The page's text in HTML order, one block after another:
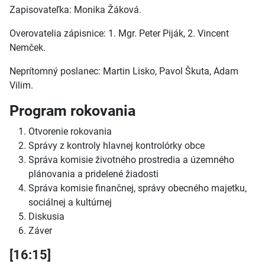
Zapisovateľka: Monika Žáková.
Overovatelia zápisnice: 1. Mgr. Peter Piják, 2. Vincent
Nemček.
Neprítomný poslanec: Martin Lisko, Pavol Škuta, Adam
Vilim.
Program rokovania
Otvorenie rokovania
Správy z kontroly hlavnej kontrolórky obce
Správa komisie životného prostredia a územného
plánovania a pridelené žiadosti
Správa komisie finančnej, správy obecného majetku,
sociálnej a kultúrnej
Diskusia
Záver
[16:15]